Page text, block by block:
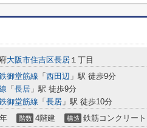
大阪市住吉区長居 １丁目
御堂筋線 「 西田辺 」駅 徒歩9分
「 長居 」駅 徒歩9分
御堂筋線 「 長居 」駅 徒歩10分
階数 4階建 構造 鉄筋コンクリート